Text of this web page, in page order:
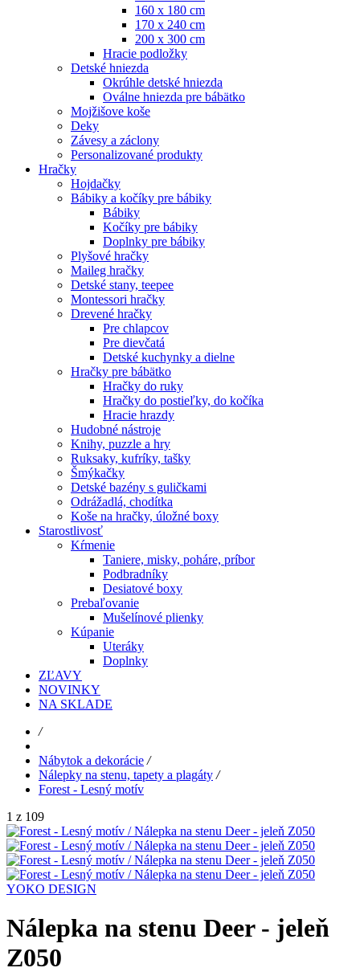
160 x 180 cm
170 x 240 cm
200 x 300 cm
Hracie podložky
Detské hniezda
Okrúhle detské hniezda
Oválne hniezda pre bábätko
Mojžišove koše
Deky
Závesy a záclony
Personalizované produkty
Hračky
Hojdačky
Bábiky a kočíky pre bábiky
Bábiky
Kočíky pre bábiky
Doplnky pre bábiky
Plyšové hračky
Maileg hračky
Detské stany, teepee
Montessori hračky
Drevené hračky
Pre chlapcov
Pre dievčatá
Detské kuchynky a dielne
Hračky pre bábätko
Hračky do ruky
Hračky do postieľky, do kočíka
Hracie hrazdy
Hudobné nástroje
Knihy, puzzle a hry
Ruksaky, kufríky, tašky
Šmýkačky
Detské bazény s guličkami
Odrážadlá, chodítka
Koše na hračky, úložné boxy
Starostlivosť
Kŕmenie
Taniere, misky, poháre, príbor
Podbradníky
Desiatové boxy
Prebaľovanie
Mušelínové plienky
Kúpanie
Uteráky
Doplnky
ZĽAVY
NOVINKY
NA SKLADE
/
Nábytok a dekorácie /
Nálepky na stenu, tapety a plagáty /
Forest - Lesný motív
1 z 109
YOKO DESIGN
Nálepka na stenu Deer - jeleň
Z050